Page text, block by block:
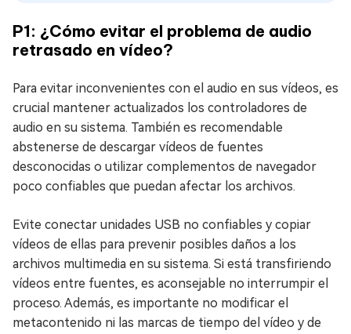
P1: ¿Cómo evitar el problema de audio
retrasado en vídeo?
Para evitar inconvenientes con el audio en sus vídeos, es
crucial mantener actualizados los controladores de
audio en su sistema. También es recomendable
abstenerse de descargar vídeos de fuentes
desconocidas o utilizar complementos de navegador
poco confiables que puedan afectar los archivos.
Evite conectar unidades USB no confiables y copiar
vídeos de ellas para prevenir posibles daños a los
archivos multimedia en su sistema. Si está transfiriendo
vídeos entre fuentes, es aconsejable no interrumpir el
proceso. Además, es importante no modificar el
metacontenido ni las marcas de tiempo del vídeo y de